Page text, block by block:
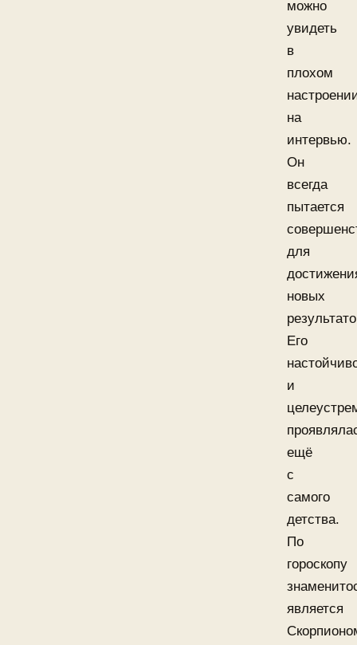
можно
увидеть
в
плохом
на
интервью.
Он
всегда
пытается
для
новых
Его
и
ещё
с
самого
детства.
По
гороскопу
является